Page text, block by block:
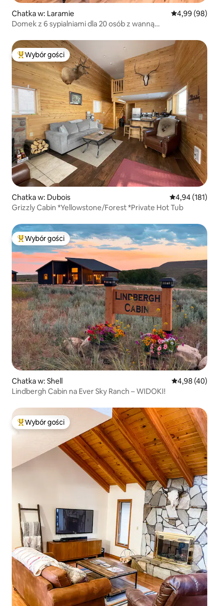
Chatka w: Laramie Średnia
4,99 (98)
Domek z 6 sypialniami dla 20 osób z wanną
Najpopularniejsze z kategorii Wybór gości
Wybór gości
Chatka w: Dubois Średnia
4,94 (181)
Grizzly Cabin *Yellowstone/Forest *Private Hot Tub
Najpopularniejsze z kategorii Wybór gości
Wybór gości
Chatka w: Shell Średnia
4,98 (40)
Lindbergh Cabin na Ever Sky Ranch – WIDOKI!
Najpopularniejsze z kategorii Wybór gości
Wybór gości